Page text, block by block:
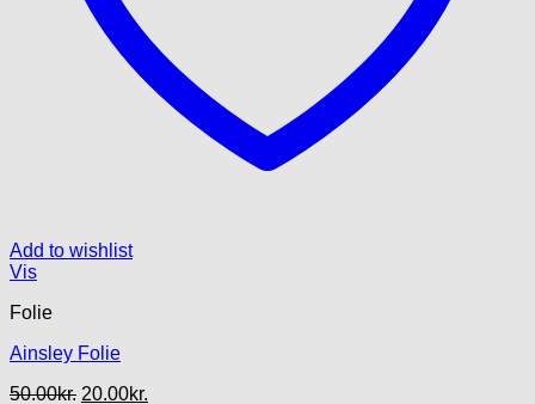
Add to wishlist
Vis
Folie
Ainsley Folie
50.00kr. Den
20.00kr.